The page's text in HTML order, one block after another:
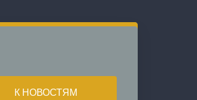
К НОВОСТЯМ